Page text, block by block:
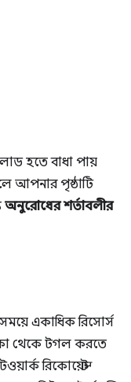
লোড হতে বাধা পায়
আপনার পৃষ্ঠাটি
অনুরোধের শর্তাবলীর
একাধিক রিসোর্স
থেকে টগল করতে
রিকোয়েস্ট